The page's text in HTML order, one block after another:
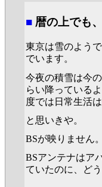
■ 暦の上でも
東京は雪のよう
でいます。
今夜の積雪は今
らい降っている
度では日常生活
と思いきや。
BSが映りません
BSアンテナはア
ていたのに、ど